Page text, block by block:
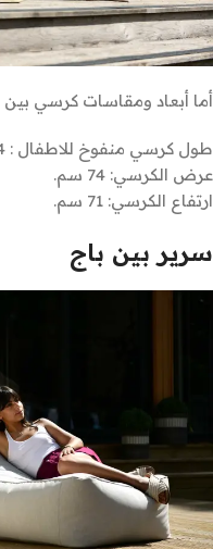
أما أبعاد ومقاسات كرسي بين
طول كرسي منفوخ للاطفال : 74 سم.
عرض الكرسي: 74 سم.
ارتفاع الكرسي: 71 سم.
سرير بين باج